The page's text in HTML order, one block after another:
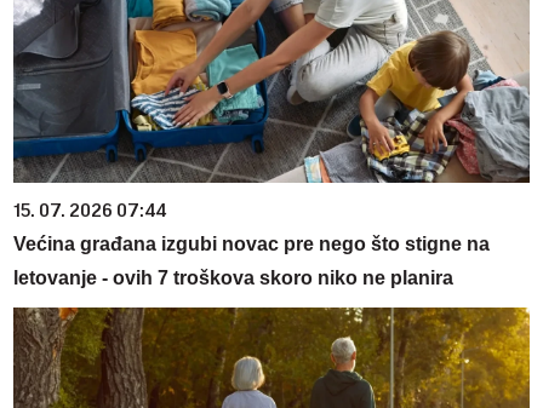
15. 07. 2026 07:44
Većina građana izgubi novac pre nego što stigne na
letovanje - ovih 7 troškova skoro niko ne planira